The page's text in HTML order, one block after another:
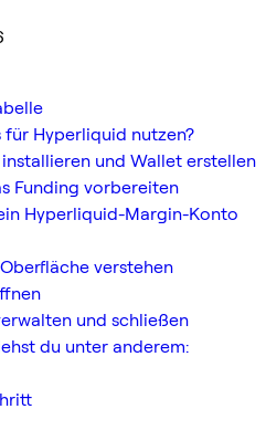
für Hyperliquid nutzen?
und Wallet erstellen
Funding vorbereiten
Hyperliquid-Margin-Konto
verstehen
und schließen
du unter anderem: